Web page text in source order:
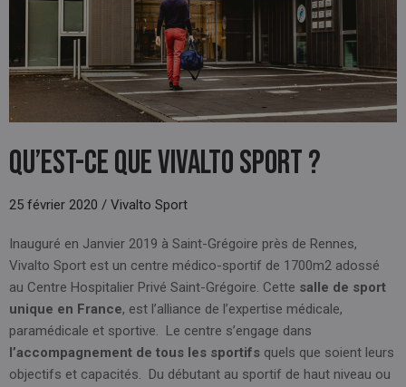
Qu’est-ce que Vivalto Sport ?
25 février 2020 / Vivalto Sport
Inauguré en Janvier 2019 à Saint-Grégoire près de Rennes,
Vivalto Sport est un centre médico-sportif de 1700m2 adossé
au Centre Hospitalier Privé Saint-Grégoire. Cette salle de sport
unique en France, est l’alliance de l’expertise médicale,
paramédicale et sportive. Le centre s’engage dans
l’accompagnement de tous les sportifs quels que soient leurs
objectifs et capacités. Du débutant au sportif de haut niveau ou